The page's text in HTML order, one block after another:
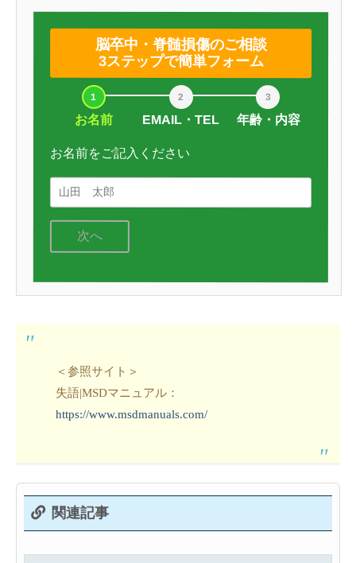
脳卒中・脊髄損傷のご相談
3ステップで簡単フォーム
お名前 EMAIL・TEL 年齢・内容
お名前をご記入ください
次へ
＜参照サイト＞
失語|MSDマニュアル：
https://www.msdmanuals.com/
関連記事